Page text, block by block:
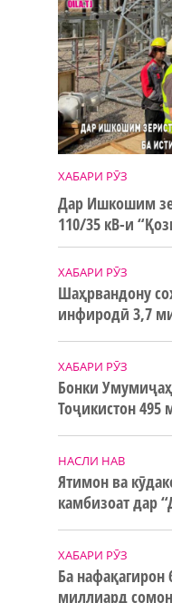
ХАБАРИ РӮЗ
Дар Ишкошим
110/35 кВ-и
истифода дода
ХАБАРИ РӮЗ
Шаҳрвандону
инфиродӣ 3,7
ХАБАРИ РӮЗ
Бонки
Тоҷикистон
НАСЛИ НАВ
Ятимон ва
камбизоат дар
ХАБАРИ РӮЗ
Ба нафақагирон
миллиард